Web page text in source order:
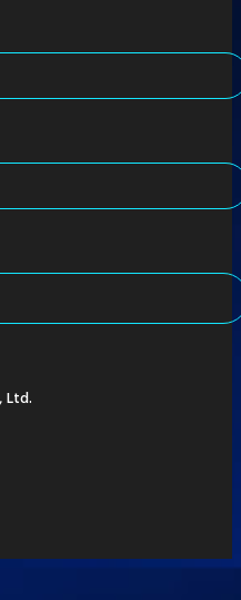
Ltd.